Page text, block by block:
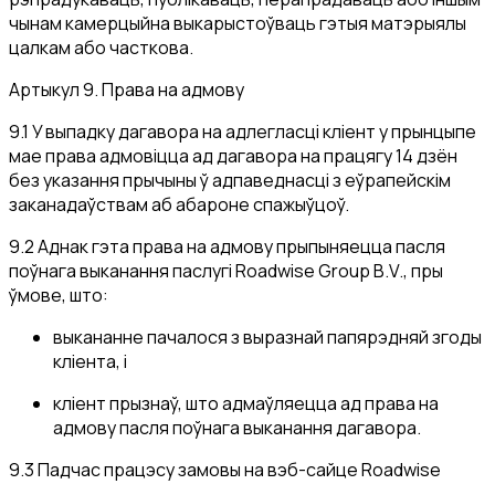
чынам камерцыйна выкарыстоўваць гэтыя матэрыялы
цалкам або часткова.
Артыкул 9. Права на адмову
9.1 У выпадку дагавора на адлегласці кліент у прынцыпе
мае права адмовіцца ад дагавора на працягу 14 дзён
без указання прычыны ў адпаведнасці з еўрапейскім
заканадаўствам аб абароне спажыўцоў.
9.2 Аднак гэта права на адмову прыпыняецца пасля
поўнага выканання паслугі Roadwise Group B.V., пры
ўмове, што:
выкананне пачалося з выразнай папярэдняй згоды
кліента, і
кліент прызнаў, што адмаўляецца ад права на
адмову пасля поўнага выканання дагавора.
9.3 Падчас працэсу замовы на вэб-сайце Roadwise